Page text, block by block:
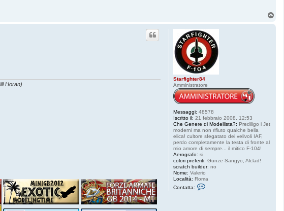
Starfighter84
Amministratore
Messaggi: 48578
Iscritto il: 21 febbraio 2008, 12:53
Che Genere di Modellista?: Prediligo i Jet
moderni ma non rifiuto qualche bella
elica! cultore sfegatato dei velivoli IAF,
perdo completamente la testa di fronte al
mio amore di sempre... il mitico F-104!
Aerografo: si
colori preferiti: Gunze Sangyo, Alclad!
scratch builder: no
Nome: Valerio
Località: Roma
Contatta:
Horan)